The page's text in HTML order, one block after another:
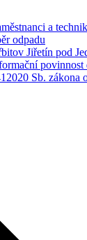
a
odpadu
Jiřetín pod
povinnost
Sb. zákona